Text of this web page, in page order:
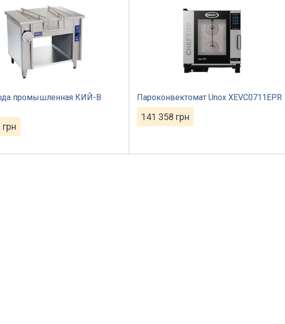
промышленная КИЙ-В
грн
Пароконвектомат Unox XEVC0711EPR
141 358 грн